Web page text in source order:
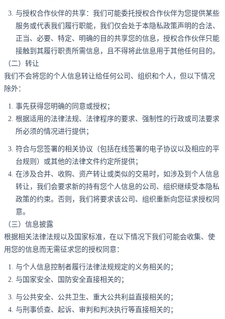
与授权合作伙伴的共享：我们可能委托授权合作伙伴为您提供某些
服务或代表我们履行职能，我们仅会处于本隐私政策声明的合法、
正当、必要、特定、明确的目的共享您的信息，授权合作伙伴只能
接触到其履行职责所需信息，且不得将此信息用于其他任何目的。
（二）转让
我们不会将您的个人信息转让给任何公司、组织和个人，但以下情况
除外：
事先获得您明确的同意或授权；
根据适用的法律法规、法律程序的要求、强制性的行政或司法要求
所必须的情况进行提供；
符合与您签署的相关协议（包括在线签署的电子协议以及相应的平
台规则）或其他的法律文件约定所提供；
在涉及合并、收购、资产转让或类似的交易时，如涉及到个人信息
转让，我们会要求新的持有您个人信息的公司、组织继续受本隐私
政策的约束。否则，我们将要求该公司、组织重新向您征求授权同
意。
（三）信息披露
根据相关法律法规以及国家标准，在以下情况下我们可能会收集、使
用您的信息而无需征求您的授权同意：
与个人信息控制者履行法律法规规定的义务相关的；
与国家安全、国防安全直接相关的；
与公共安全、公共卫生、重大公共利益直接相关的；
与刑事侦查、起诉、审判和判决执行等直接相关的；